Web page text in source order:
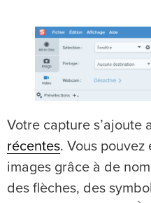
Votre capture s’ajoute
récentes. Vous pouvez
images grâce à de
des flèches, des